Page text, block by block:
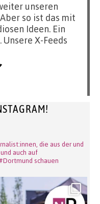
unseren
so ist das mit
Ideen. Ein
X-Feeds
die aus der und
auch auf
schauen